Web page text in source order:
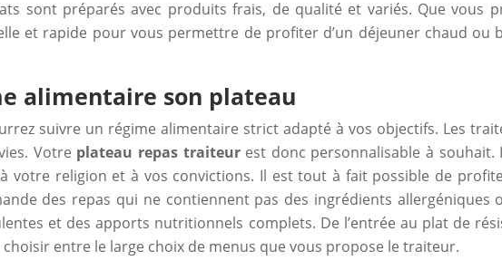
sont préparés avec produits frais, de qualité et variés. Que vous
et rapide pour vous permettre de profiter d’un déjeuner chaud ou
alimentaire son plateau
suivre un régime alimentaire strict adapté à vos objectifs. Les
Votre plateau repas traiteurest donc personnalisable à
religion et à vos convictions. Il est tout à fait possible de
des repas qui ne contiennent pas des ingrédients allergéniques
et des apports nutritionnels complets. De l’entrée au plat de
entre le large choix de menus que vous propose le traiteur.